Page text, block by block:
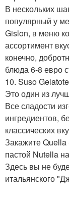
В нескольких
популярный у
Gislon, в меню
ассортимент
конечно,
блюда 6-8 евро
10. Suso
Это один из
Все сладости
ингредиентов,
классических
Закажите
пастой Nutella
Здесь вы не
итальянского